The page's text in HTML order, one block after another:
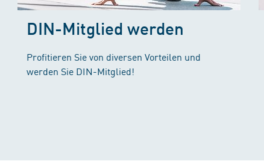
DIN-Mitglied werden
Profitieren Sie von diversen Vorteilen und
werden Sie DIN-Mitglied!